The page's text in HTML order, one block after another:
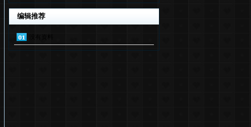
编辑推荐